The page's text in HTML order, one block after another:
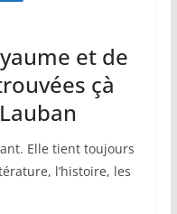
et de
çà
Elle tient toujours
l’histoire, les